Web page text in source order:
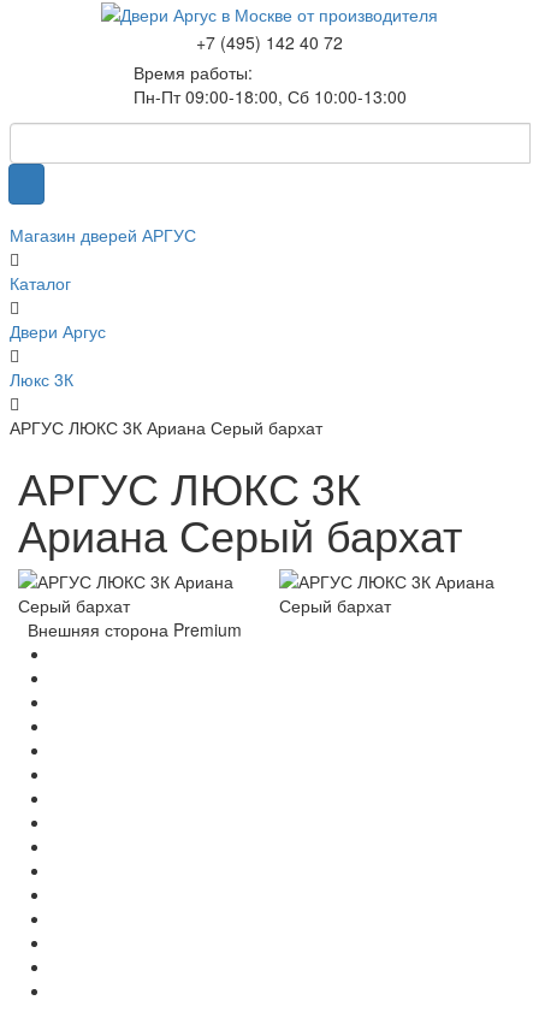
+7 (495) 142 40 72
Время работы:
Пн-Пт 09:00-18:00, Сб 10:00-13:00
Магазин дверей АРГУС
Каталог
Двери Аргус
Люкс 3К
АРГУС ЛЮКС 3К Ариана Серый бархат
АРГУС ЛЮКС 3К
Ариана Серый бархат
Внешняя сторона Premium